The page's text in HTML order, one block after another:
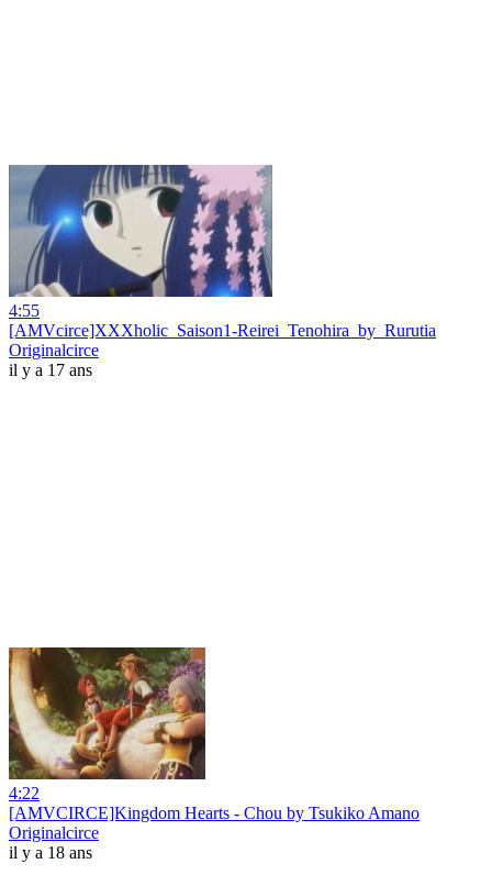
4:55
[AMVcirce]XXXholic_Saison1-Reirei_Tenohira_by_Rurutia
Originalcirce
il y a 17 ans
4:22
[AMVCIRCE]Kingdom Hearts - Chou by Tsukiko Amano
Originalcirce
il y a 18 ans